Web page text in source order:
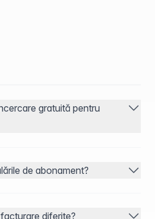
gratuită pentru
de abonament?
diferite?